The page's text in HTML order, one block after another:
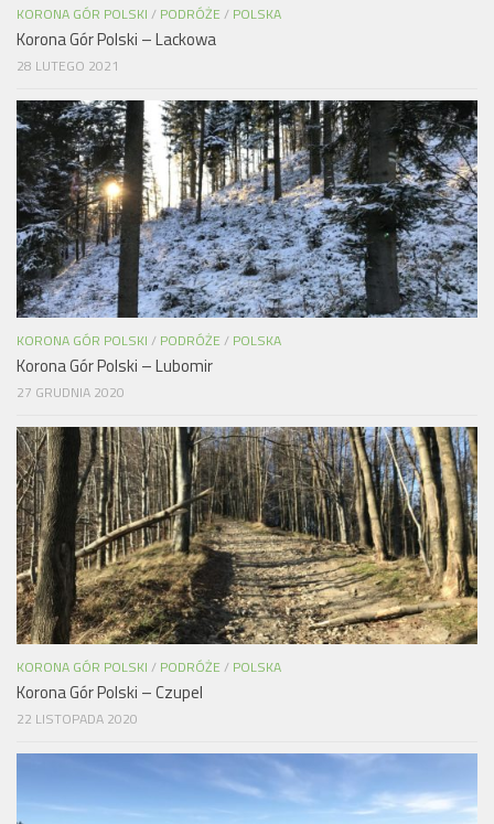
KORONA GÓR POLSKI / PODRÓŻE / POLSKA
Korona Gór Polski – Lackowa
28 LUTEGO 2021
KORONA GÓR POLSKI / PODRÓŻE / POLSKA
Korona Gór Polski – Lubomir
27 GRUDNIA 2020
KORONA GÓR POLSKI / PODRÓŻE / POLSKA
Korona Gór Polski – Czupel
22 LISTOPADA 2020